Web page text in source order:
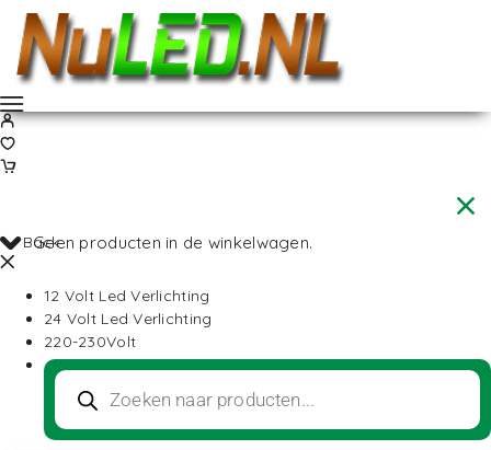
Geen producten in de winkelwagen.
Back
12 Volt Led Verlichting
24 Volt Led Verlichting
220-230Volt